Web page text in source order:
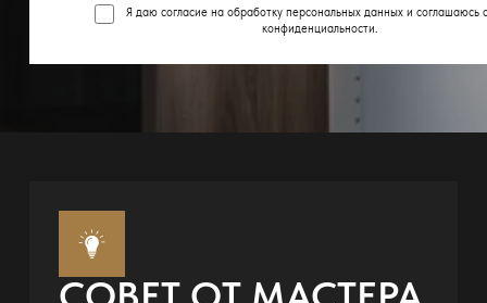
Я даю согласие на обработку персональных данных и соглашаюсь
конфиденциальности.